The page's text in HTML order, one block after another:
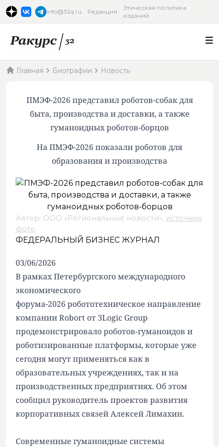
info@32q.ru Редакция
Этическая политика
изданий
Главная Биографии Новость
ПМЭФ-2026 представил роботов-собак для
быта, производства и доставки, а также
гуманоидных роботов-борцов
На ПМЭФ-2026 показали роботов для
образования и производства
Автор: ООО «Региональные новости», источник
фото.
ФЕДЕРАЛЬНЫЙ БИЗНЕС ЖУРНАЛ
03/06/2026
В рамках Петербургского международного
экономического
форума-2026 робототехническое направление
компании Robort от 3Logic Group
продемонстрировало роботов-гуманоидов и
роботизированные платформы, которые уже
сегодня могут применяться как в
образовательных учреждениях, так и на
производственных предприятиях. Об этом
сообщил руководитель проектов развития
корпоративных связей Алексей Лимахин.
Современные гуманоидные системы